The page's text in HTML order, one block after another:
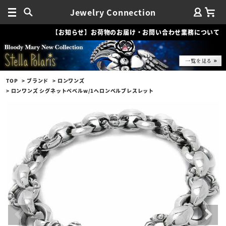
Jewelry Connection
【お知らせ】お荷物のお届け・お問い合わせ業務について
TOP ブランド
ロンワンズ
ロンワンズ シグネットベベルw/1ヘロンベルブレスレット